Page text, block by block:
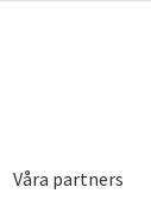
Våra partners